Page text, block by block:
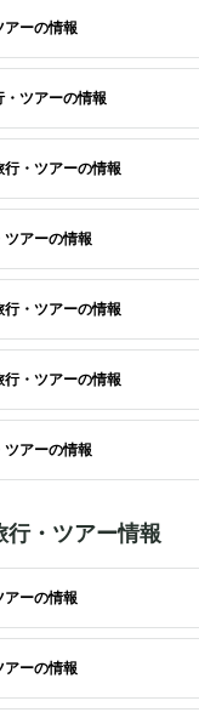
アーの情報
ツアーの情報
行・ツアーの情報
アーの情報
行・ツアーの情報
・ツアーの情報
ツアーの情報
行・ツアー情報
アーの情報
アーの情報